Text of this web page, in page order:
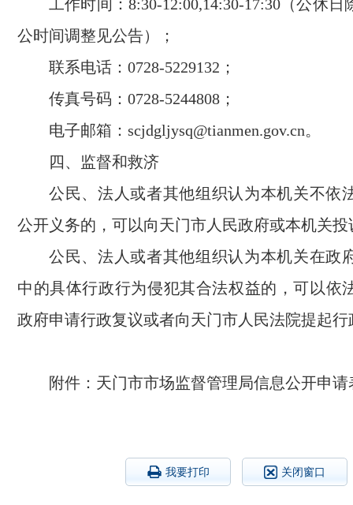
工作时间：8:30-12:00,14:30-17:30（公休
公时间调整见公告）；
联系电话：0728-5229132；
传真号码：0728-5244808；
电子邮箱：scjdgljysq@tianmen.gov.cn。
四、监督和救济
公民、法人或者其他组织认为本机关不依
公开义务的，可以向天门市人民政府或本机关投
公民、法人或者其他组织认为本机关在政
中的具体行政行为侵犯其合法权益的，可以依
政府申请行政复议或者向天门市人民法院提起行
附件：天门市市场监督管理局信息公开申请
我要打印 关闭窗口